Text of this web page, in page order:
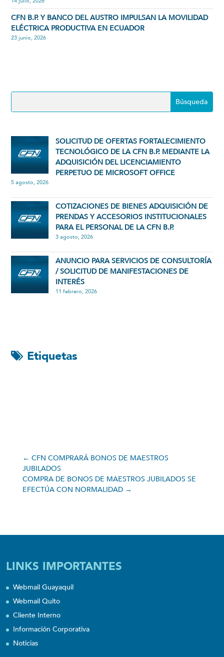
CFN B.P. Y BANCO DEL AUSTRO IMPULSAN LA MOVILIDAD
ELÉCTRICA PRODUCTIVA EN ECUADOR
23 junio, 2026
SOLICITUD DE OFERTAS FORTALECIMIENTO
TECNOLÓGICO DE LA CFN B.P. MEDIANTE LA
ADQUISICIÓN DEL LICENCIAMIENTO
PERPETUO DE MICROSOFT OFFICE
5 agosto, 2026
COTIZACIONES DE BIENES ADQUISICIÓN DE
PRENDAS Y ACCESORIOS INSTITUCIONALES
PARA EL PERSONAL DE LA CFN B.P.
3 agosto, 2026
ANUNCIO PARA SERVICIOS DE CONSULTORÍA
/ SOLICITUD DE MANIFESTACIONES DE
INTERÉS
11 febrero, 2026
Etiquetas
← CFN COMPRARÁ BONOS DE MAESTROS
JUBILADOS
COMPRA DE BONOS DE MAESTROS JUBILADOS SE
EFECTÚA CON NORMALIDAD→
LINKS IMPORTANTES
Webmail Guayaquil
Webmail Quito
Cliente Interno
Información Corporativa
Noticias